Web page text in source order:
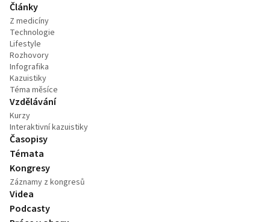
Články
Z medicíny
Technologie
Lifestyle
Rozhovory
Infografika
Kazuistiky
Téma měsíce
Vzdělávání
Kurzy
Interaktivní kazuistiky
Časopisy
Témata
Kongresy
Záznamy z kongresů
Videa
Podcasty